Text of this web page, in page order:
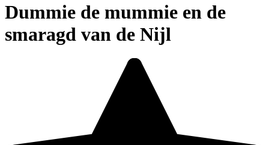
Dummie de mummie en de
smaragd van de Nijl